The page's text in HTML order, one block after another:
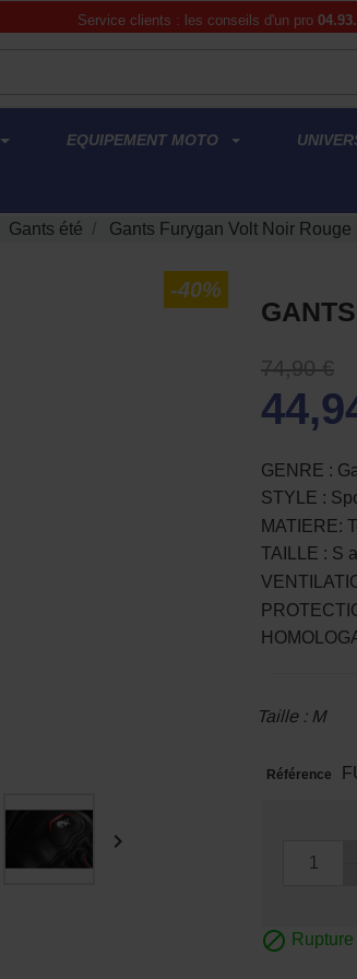
Service clients : les conseils d'un pro
EQUIPEMENT MOTO
Gants été Gants Furygan Volt Noir Rouge
-40%

74,90 €
GENRE :
STYLE :
MATIERE:
TAILLE : S
Taille : M
Référence
